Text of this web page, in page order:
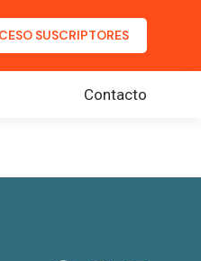
SUSCRIPTORES
Contacto